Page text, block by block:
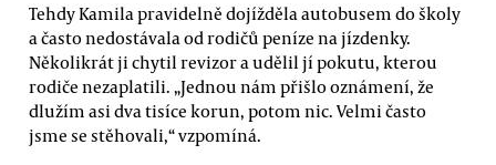
Tehdy Kamila pravidelně dojížděla autobusem do školy
a často nedostávala od rodičů peníze na jízdenky.
Několikrát ji chytil revizor a udělil jí pokutu, kterou
rodiče nezaplatili. „Jednou nám přišlo oznámení, že
dlužím asi dva tisíce korun, potom nic. Velmi často
jsme se stěhovali,“ vzpomíná.